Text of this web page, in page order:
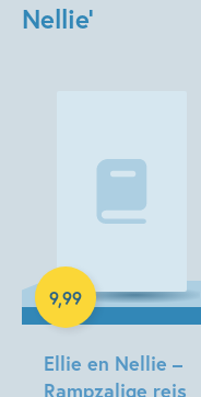
Nellie'
Ellie en Nellie –
Rampzalige reis
9,99
Luisterboek